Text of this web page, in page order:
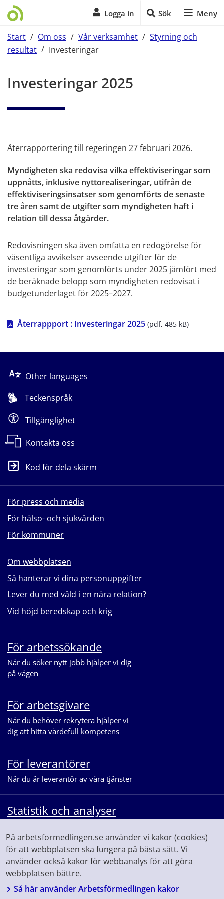
På arbetsformedlingen.se använder vi kakor (cookies)
för att webbplatsen ska fungera på bästa sätt. Vi
använder också kakor för webbanalys för att göra
webbplatsen bättre.
Så här använder Arbetsförmedlingen kakor
Logga in Sök Meny
Start / Om oss / Vår verksamhet / Styrning och
resultat / Investeringar
Investeringar 2025
Återrapportering till regeringen 27 februari 2026.
Myndigheten ska redovisa vilka effektiviseringar som
uppnåtts, inklusive nyttorealiseringar, utifrån de
effektiviseringsinsatser som genomförts de senaste
tre åren samt de utgifter som myndigheten haft i
relation till dessa åtgärder.
Redovisningen ska även omfatta en redogörelse för
väsentliga avvikelser avseende utgifter för de
investeringar som genomförts under 2025 jämfört med
de beräknade belopp som myndigheten redovisat i
budgetunderlaget för 2025–2027.
Återrappport : Investeringar 2025pdf, 485 kB.
(pdf, 485 kB)
Other languages
Teckenspråk
Tillgänglighet
Kontakta oss
Kod för dela skärm
För press och media
För hälso- och sjukvården
För kommuner
Om webbplatsen
Så hanterar vi dina personuppgifter
Lever du med våld i en nära relation?
Vid höjd beredskap och krig
För arbetssökande
När du söker nytt jobb hjälper vi dig
på vägen
För arbetsgivare
När du behöver rekrytera hjälper vi
dig att hitta värdefull kompetens
För leverantörer
När du är leverantör av våra tjänster
Statistik och analyser
våra analyser för arbetsmarknaden